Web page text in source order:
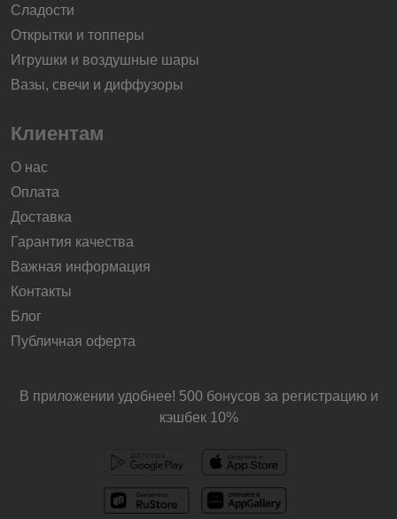
Сладости
Открытки и топперы
Игрушки и воздушные шары
Вазы, свечи и диффузоры
Клиентам
О нас
Оплата
Доставка
Гарантия качества
Важная информация
Контакты
Блог
Публичная оферта
В приложении удобнее! 500 бонусов за регистрацию и
кэшбек 10%